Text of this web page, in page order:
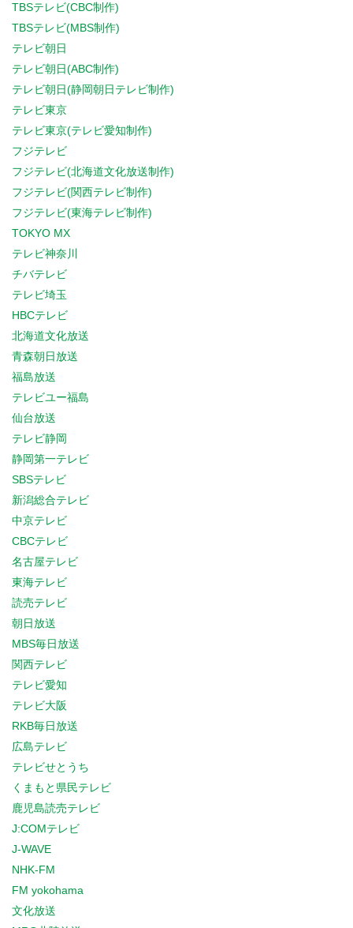
TBSテレビ(CBC制作)
TBSテレビ(MBS制作)
テレビ朝日
テレビ朝日(ABC制作)
テレビ朝日(静岡朝日テレビ制作)
テレビ東京
テレビ東京(テレビ愛知制作)
フジテレビ
フジテレビ(北海道文化放送制作)
フジテレビ(関西テレビ制作)
フジテレビ(東海テレビ制作)
TOKYO MX
テレビ神奈川
チバテレビ
テレビ埼玉
HBCテレビ
北海道文化放送
青森朝日放送
福島放送
テレビユー福島
仙台放送
テレビ静岡
静岡第一テレビ
SBSテレビ
新潟総合テレビ
中京テレビ
CBCテレビ
名古屋テレビ
東海テレビ
読売テレビ
朝日放送
MBS毎日放送
関西テレビ
テレビ愛知
テレビ大阪
RKB毎日放送
広島テレビ
テレビせとうち
くまもと県民テレビ
鹿児島読売テレビ
J:COMテレビ
J-WAVE
NHK-FM
FM yokohama
文化放送